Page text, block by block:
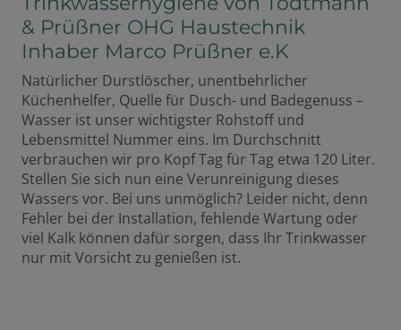
& Prüßner OHG Haustechnik
Inhaber Marco Prüßner e.K
Natürlicher Durstlöscher, unentbehrlicher
Küchenhelfer, Quelle für Dusch- und Badegenuss –
Wasser ist unser wichtigster Rohstoff und
Lebensmittel Nummer eins. Im Durchschnitt
verbrauchen wir pro Kopf Tag für Tag etwa 120 Liter.
Stellen Sie sich nun eine Verunreinigung dieses
Wassers vor. Bei uns unmöglich? Leider nicht, denn
Fehler bei der Installation, fehlende Wartung oder
viel Kalk können dafür sorgen, dass Ihr Trinkwasser
nur mit Vorsicht zu genießen ist.